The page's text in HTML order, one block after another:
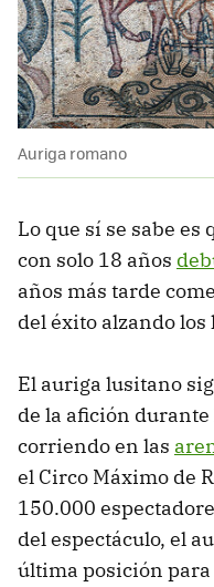
Auriga romano
Lo que sí se sabe es
con solo 18 años
años más tarde
del éxito alzando
El auriga lusitano
de la afición
corriendo en las
el Circo Máximo de
150.000
del espectáculo, el
última posición